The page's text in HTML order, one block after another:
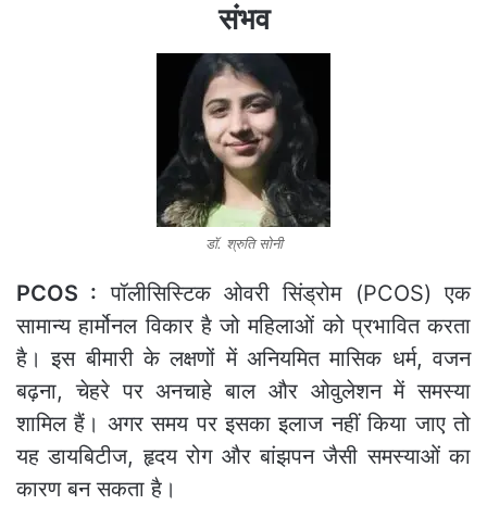
संभव
डॉ. श्रुति सोनी
PCOS : पॉलीसिस्टिक ओवरी सिंड्रोम (PCOS) एक
सामान्य हार्मोनल विकार है जो महिलाओं को प्रभावित करता
है। इस बीमारी के लक्षणों में अनियमित मासिक धर्म, वजन
बढ़ना, चेहरे पर अनचाहे बाल और ओवुलेशन में समस्या
शामिल हैं। अगर समय पर इसका इलाज नहीं किया जाए तो
यह डायबिटीज, हृदय रोग और बांझपन जैसी समस्याओं का
कारण बन सकता है।